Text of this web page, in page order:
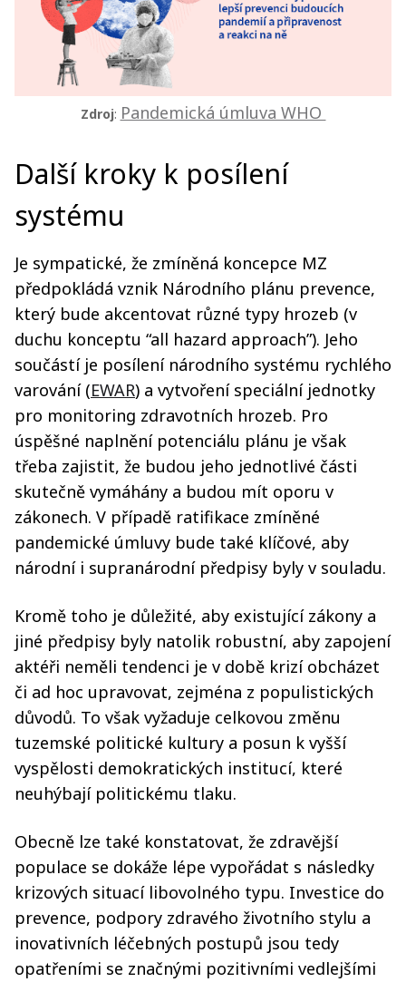
Zdroj: Pandemická úmluva WHO
Další kroky k posílení
systému
Je sympatické, že zmíněná koncepce MZ
předpokládá vznik Národního plánu prevence,
který bude akcentovat různé typy hrozeb (v
duchu konceptu “all hazard approach”). Jeho
součástí je posílení národního systému rychlého
varování (EWAR) a vytvoření speciální jednotky
pro monitoring zdravotních hrozeb. Pro
úspěšné naplnění potenciálu plánu je však
třeba zajistit, že budou jeho jednotlivé části
skutečně vymáhány a budou mít oporu v
zákonech. V případě ratifikace zmíněné
pandemické úmluvy bude také klíčové, aby
národní i supranárodní předpisy byly v souladu.
Kromě toho je důležité, aby existující zákony a
jiné předpisy byly natolik robustní, aby zapojení
aktéři neměli tendenci je v době krizí obcházet
či ad hoc upravovat, zejména z populistických
důvodů. To však vyžaduje celkovou změnu
tuzemské politické kultury a posun k vyšší
vyspělosti demokratických institucí, které
neuhýbají politickému tlaku.
Obecně lze také konstatovat, že zdravější
populace se dokáže lépe vypořádat s následky
krizových situací libovolného typu. Investice do
prevence, podpory zdravého životního stylu a
inovativních léčebných postupů jsou tedy
opatřeními se značnými pozitivními vedlejšími